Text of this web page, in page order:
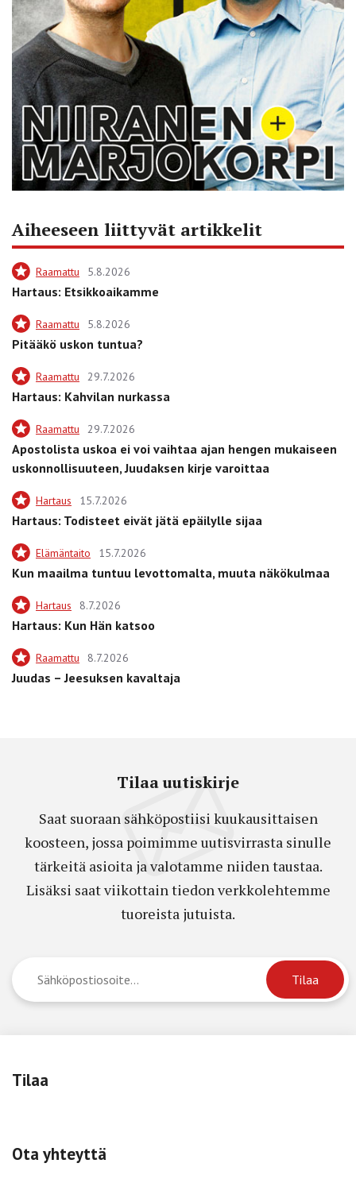
Aiheeseen liittyvät artikkelit
Raamattu 5.8.2026
Hartaus: Etsikkoaikamme
Raamattu 5.8.2026
Pitääkö uskon tuntua?
Raamattu 29.7.2026
Hartaus: Kahvilan nurkassa
Raamattu 29.7.2026
Apostolista uskoa ei voi vaihtaa ajan hengen mukaiseen
uskonnollisuuteen, Juudaksen kirje varoittaa
Hartaus 15.7.2026
Hartaus: Todisteet eivät jätä epäilylle sijaa
Elämäntaito 15.7.2026
Kun maailma tuntuu levottomalta, muuta näkökulmaa
Hartaus 8.7.2026
Hartaus: Kun Hän katsoo
Raamattu 8.7.2026
Juudas – Jeesuksen kavaltaja
Tilaa uutiskirje
Saat suoraan sähköpostiisi kuukausittaisen
koosteen, jossa poimimme uutisvirrasta sinulle
tärkeitä asioita ja valotamme niiden taustaa.
Lisäksi saat viikottain tiedon verkkolehtemme
tuoreista jutuista.
Tilaa
Ota yhteyttä